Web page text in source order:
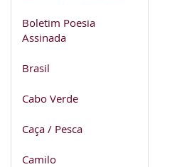
Boletim Poesia
Assinada
Brasil
Cabo Verde
Caça / Pesca
Camilo